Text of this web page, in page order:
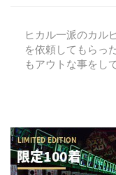
ヒカル一派のカル
を依頼してもらっ
もアウトな事をし